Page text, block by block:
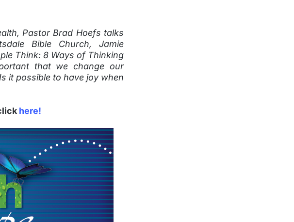
Pastor Brad Hoefs talks
Bible Church, Jamie
Think: 8 Ways of Thinking
that we change our
it possible to have joy when
here!